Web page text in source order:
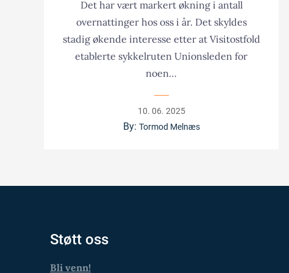
Det har vært markert økning i antall
overnattinger hos oss i år. Det skyldes
stadig økende interesse etter at Visitostfold
etablerte sykkelruten Unionsleden for
noen…
Posted
on
10. 06. 2025
By: Tormod Melnæs
Støtt oss
Bli venn!